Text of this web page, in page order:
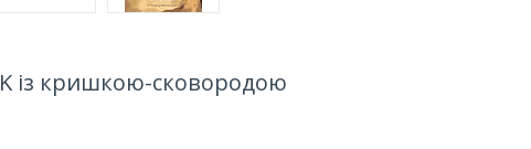
із кришкою-сковородою